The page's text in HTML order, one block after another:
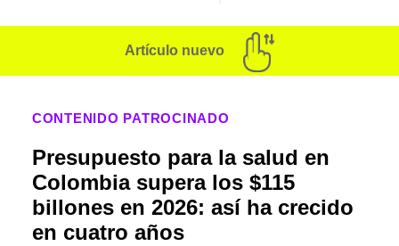
Artículo nuevo
CONTENIDO PATROCINADO
Presupuesto para la salud en
Colombia supera los $115
billones en 2026: así ha crecido
en cuatro años